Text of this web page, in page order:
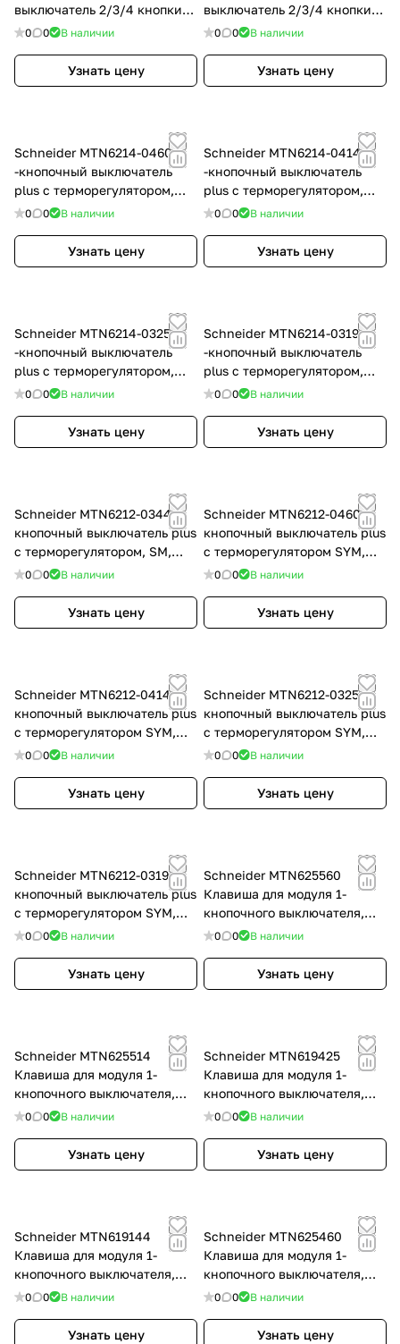
выключатель 2/3/4 кнопки
Pushbutton Pro, SD, цвет:
Лакированный, сахара
0 0 В наличии
Узнать цену
выключатель 2/3/4 кнопки
Pushbutton Pro, SM, цвет:
0 0 В наличии
Узнать цену
Schneider MTN6214-0460 4
-кнопочный выключатель
plus с терморегулятором,
SYM, цвет: Алюминий,
0 0 В наличии
Узнать цену
Schneider MTN6214-0414 4
-кнопочный выключатель
plus с терморегулятором,
SYM, цвет: Антрацит,
0 0 В наличии
Узнать цену
Schneider MTN6214-0325 4
-кнопочный выключатель
plus с терморегулятором,
SYM, цвет: Белый, оттенок:
0 0 В наличии
Узнать цену
Schneider MTN6214-0319 4
-кнопочный выключатель
plus с терморегулятором,
SYM, цвет: Белый, оттенок:
RAL 9010
0 0 В наличии
Узнать цену
Schneider MTN6212-0344 2-
кнопочный выключатель plus
с терморегулятором, SM,
цвет: Бежевый, оттенок: RAL
0 0 В наличии
Узнать цену
Schneider MTN6212-0460 2-
кнопочный выключатель plus
с терморегулятором SYM,
цвет: Алюминий, оттенок:
0 0 В наличии
Узнать цену
Schneider MTN6212-0414 2-
кнопочный выключатель plus
с терморегулятором SYM,
цвет: Антрацит, оттенок: RAL
0 0 В наличии
Узнать цену
Schneider MTN6212-0325 2-
кнопочный выключатель plus
с терморегулятором SYM,
цвет: Белый, оттенок: RAL
0 0 В наличии
Узнать цену
Schneider MTN6212-0319 2-
кнопочный выключатель plus
с терморегулятором SYM,
цвет: Белый, оттенок: Без
0 0 В наличии
Узнать цену
Schneider MTN625560
Клавиша для модуля 1-
кнопочного выключателя,
SM, цвет: Алюминий,
0 0 В наличии
Узнать цену
Schneider MTN625514
Клавиша для модуля 1-
кнопочного выключателя,
SM, цвет: Антрацит, оттенок:
0 0 В наличии
Узнать цену
Schneider MTN619425
Клавиша для модуля 1-
кнопочного выключателя,
SM, цвет: Белый, оттенок:
0 0 В наличии
Узнать цену
Schneider MTN619144
Клавиша для модуля 1-
кнопочного выключателя,
SM, цвет: Бежевый, оттенок:
0 0 В наличии
Узнать цену
Schneider MTN625460
Клавиша для модуля 1-
кнопочного выключателя,
SM, цвет: Алюминий,
0 0 В наличии
Узнать цену